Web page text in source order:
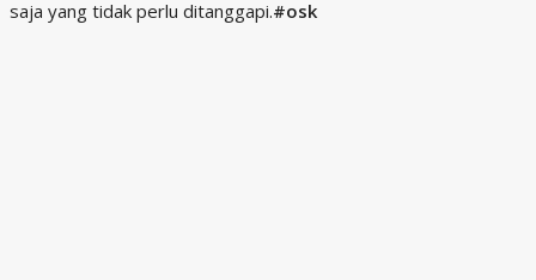
saja yang tidak perlu ditanggapi.#osk